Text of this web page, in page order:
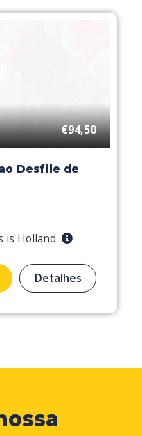
€94,50
Desfile de
is Holland
Detalhes